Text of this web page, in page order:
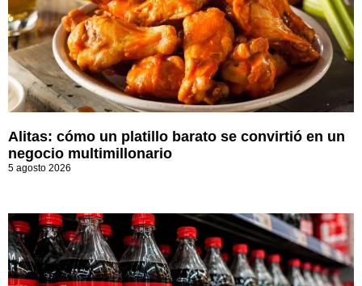
Alitas: cómo un platillo barato se convirtió en un
negocio multimillonario
5 agosto 2026